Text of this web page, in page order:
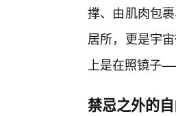
撑、由肌肉包
居所，更是宇
上是在照镜子
禁忌之外的